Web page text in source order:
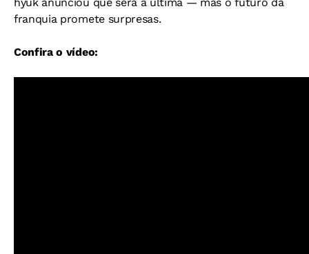
franquia promete surpresas.
Confira o vídeo: